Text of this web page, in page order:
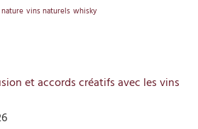
vins naturels whisky
et accords créatifs avec les vins